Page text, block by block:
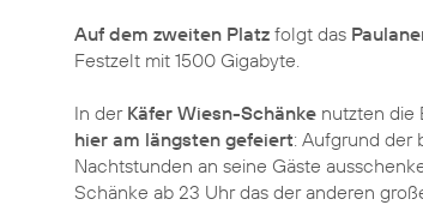
Auf dem zweiten Platz folgt das
Festzelt mit 1500 Gigabyte.
In der Käfer Wiesn-Schänke nutzten die
hier am längsten gefeiert: Aufgrund der
Nachtstunden an seine Gäste
Schänke ab 23 Uhr das der anderen